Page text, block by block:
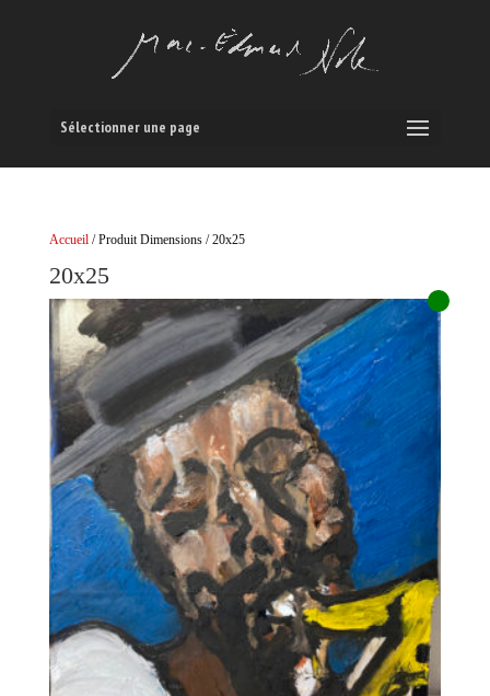
Sélectionner une page
Accueil/ Produit Dimensions / 20x25
20x25